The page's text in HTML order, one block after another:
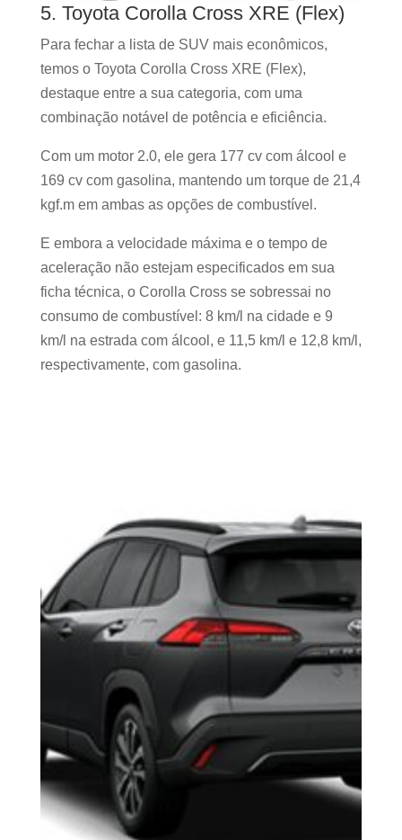
5. Toyota Corolla Cross XRE (Flex)
Para fechar a lista de SUV mais econômicos,
temos o Toyota Corolla Cross XRE (Flex),
destaque entre a sua categoria, com uma
combinação notável de potência e eficiência.
Com um motor 2.0, ele gera 177 cv com álcool e
169 cv com gasolina, mantendo um torque de 21,4
kgf.m em ambas as opções de combustível.
E embora a velocidade máxima e o tempo de
aceleração não estejam especificados em sua
ficha técnica, o Corolla Cross se sobressai no
consumo de combustível: 8 km/l na cidade e 9
km/l na estrada com álcool, e 11,5 km/l e 12,8 km/l,
respectivamente, com gasolina.